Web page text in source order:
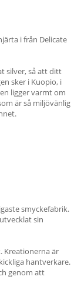
i från Delicate
silver, så att ditt
sker i Kuopio, i
ligger varmt om
är så miljövänlig
smyckefabrik.
sin
Kreationerna är
hantverkare.
genom att